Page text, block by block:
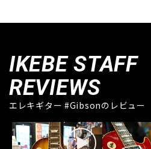
IKEBE STAFF
REVIEWS
エレキギター #Gibsonのレビュー